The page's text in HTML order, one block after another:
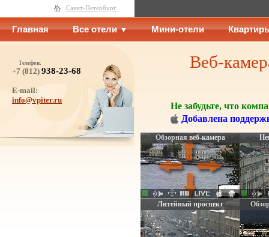
Санкт-Петербург
Главная Все отели Мини-отели
Телефон:
+7 (812) 938-23-68
E-mail:
info@vpiter.ru
Веб-
Не забудьте, что
Добавлена
Обзорная веб-камера
Веб-камера установлена
на Адмиралтействе
Литейный проспект
Литейный проспект